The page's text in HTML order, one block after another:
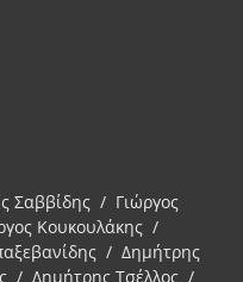
Σαββίδης / Γιώργος
Κουκουλάκης /
/ Δημήτρης
/ Δημήτρης Τσέλλος /